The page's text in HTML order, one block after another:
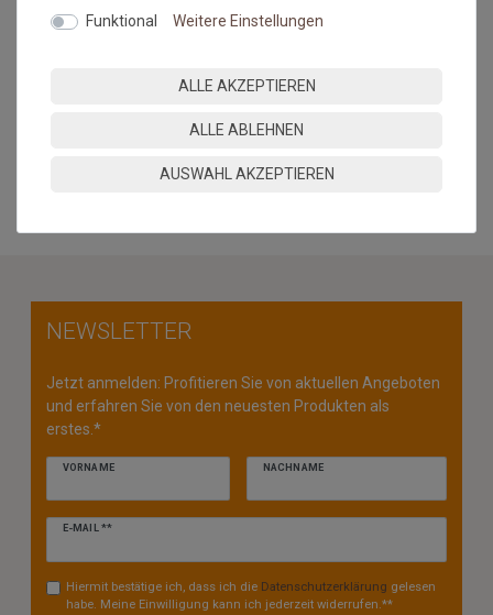
Produktionsbedingte Maßtoleranzen in der Größe von +/- 5%,
Original sind nicht auszuschließen
NEWSLETTER
Jetzt anmelden: Profitieren Sie von aktuellen Angeboten
und erfahren Sie von den neuesten Produkten als
erstes.*
VORNAME NACHNAME
E-MAIL **
Newsletter
Hiermit bestätige ich, dass ich die Daten­schutz­erklärung gelesen
habe. Meine Einwilligung kann ich jederzeit widerrufen.**
Funktional Weitere Einstellungen
ALLE AKZEPTIEREN
ALLE ABLEHNEN
AUSWAHL AKZEPTIEREN